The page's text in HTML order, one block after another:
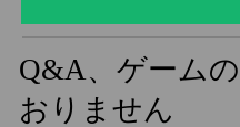
Q&A、ゲーム
おりません